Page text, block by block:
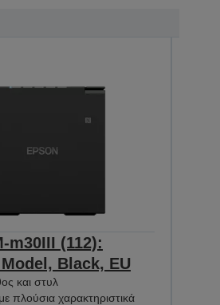
m30III (112):
Black, EU
και στυλ
πλούσια χαρακτηριστικά